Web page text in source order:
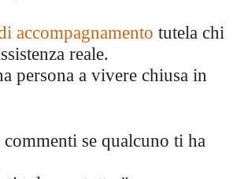
accompagnamento tutela chi
reale.
persona a vivere chiusa in
se qualcuno ti ha